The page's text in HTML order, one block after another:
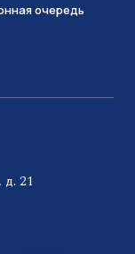
очередь
21